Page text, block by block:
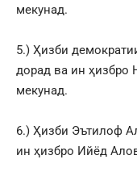
мекунад.
5.) Ҳизби
дорад ва ин ҳизбро
мекунад.
6.) Ҳизби Эътилоф
ин ҳизбро Ийёд